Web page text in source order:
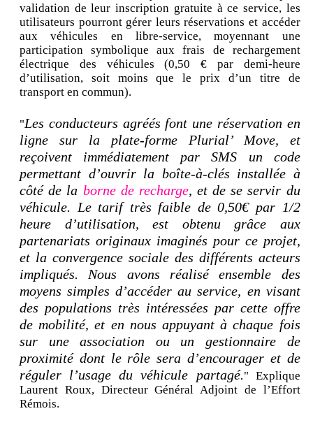
validation de leur inscription gratuite à ce service, les
utilisateurs pourront gérer leurs réservations et accéder
aux véhicules en libre-service, moyennant une
participation symbolique aux frais de rechargement
électrique des véhicules (0,50 € par demi-heure
d’utilisation, soit moins que le prix d’un titre de
transport en commun).
"Les conducteurs agréés font une réservation en
ligne sur la plate-forme Plurial’ Move, et
reçoivent immédiatement par SMS un code
permettant d’ouvrir la boîte-à-clés installée à
côté de la borne de recharge, et de se servir du
véhicule. Le tarif très faible de 0,50€ par 1/2
heure d’utilisation, est obtenu grâce aux
partenariats originaux imaginés pour ce projet,
et la convergence sociale des différents acteurs
impliqués. Nous avons réalisé ensemble des
moyens simples d’accéder au service, en visant
des populations très intéressées par cette offre
de mobilité, et en nous appuyant à chaque fois
sur une association ou un gestionnaire de
proximité dont le rôle sera d’encourager et de
réguler l’usage du véhicule partagé." Explique
Laurent Roux, Directeur Général Adjoint de l’Effort
Rémois.